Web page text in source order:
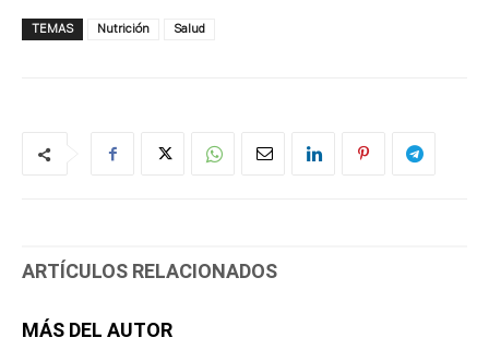
TEMAS Nutrición Salud
ARTÍCULOS RELACIONADOS
MÁS DEL AUTOR